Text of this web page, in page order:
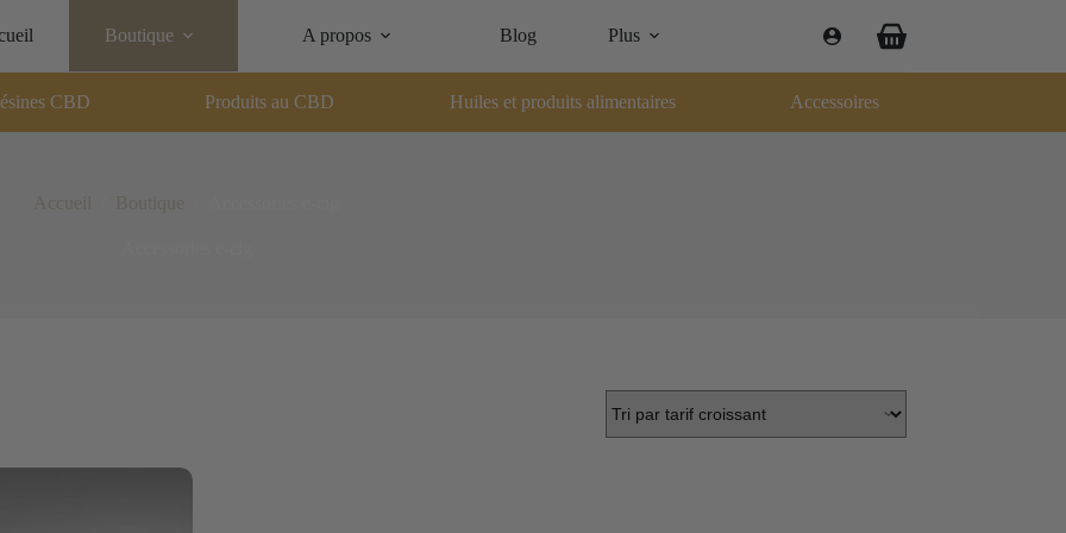
Boutique A propos Blog Plus
Panier
CBD Produits au CBD Huiles et produits alimentaires Accessoires
Accueil Boutique